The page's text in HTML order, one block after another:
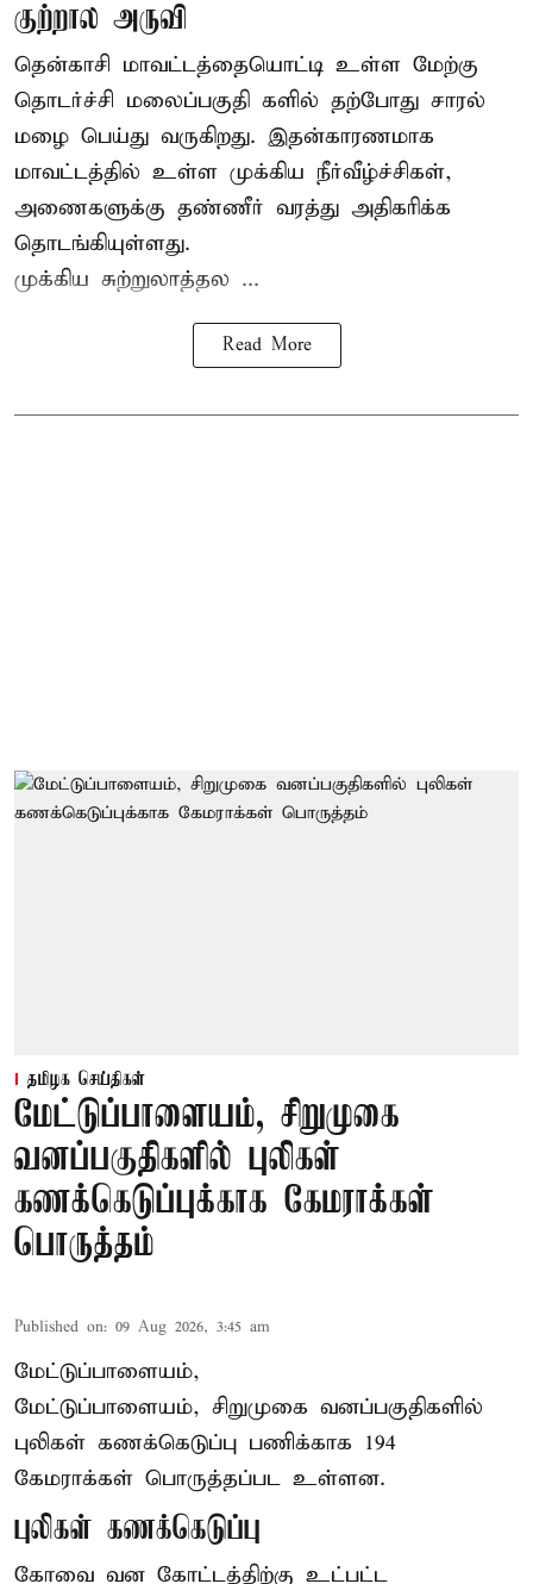
குற்றால அருவி
தென்காசி மாவட்டத்தையொட்டி உள்ள மேற்கு
தொடர்ச்சி மலைப்பகுதி களில் தற்போது சாரல்
மழை பெய்து வருகிறது. இதன்காரணமாக
மாவட்டத்தில் உள்ள முக்கிய நீர்வீழ்ச்சிகள்,
அணைகளுக்கு தண்ணீர் வரத்து அதிகரிக்க
தொடங்கியுள்ளது.
முக்கிய சுற்றுலாத்தல ...
Read More
தமிழக செய்திகள்
மேட்டுப்பாளையம், சிறுமுகை
வனப்பகுதிகளில் புலிகள்
கணக்கெடுப்புக்காக கேமராக்கள்
பொருத்தம்
Published on: 09 Aug 2026, 3:45 am
மேட்டுப்பாளையம்,
மேட்டுப்பாளையம், சிறுமுகை வனப்பகுதிகளில்
புலிகள் கணக்கெடுப்பு பணிக்காக 194
கேமராக்கள் பொருத்தப்பட உள்ளன.
புலிகள் கணக்கெடுப்பு
கோவை வன கோட்டத்திற்கு உட்பட்ட